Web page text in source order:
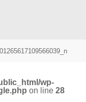
wp-
on line28